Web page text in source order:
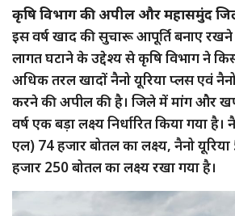
कृषि विभाग की अपील और महासमुंद
इस वर्ष खाद की सुचारू आपूर्ति बनाए
लागत घटाने के उद्देश्य से कृषि विभाग ने
अधिक तरल खादों नैनो यूरिया प्लस एवं
करने की अपील की है। जिले में मांग और
वर्ष एक बड़ा लक्ष्य निर्धारित किया गया
एल) 74 हजार बोतल का लक्ष्य, नैनो
हजार 250 बोतल का लक्ष्य रखा गया है।